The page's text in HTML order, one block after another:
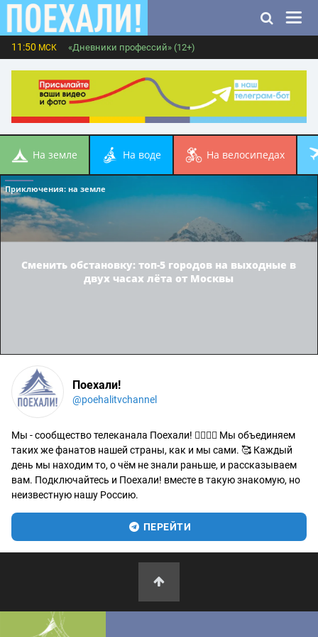
11:50 МСК «Дневники профессий» (12+)
на земле на воде на велосипедах
Приключения: на земле
Сменить обстановку: топ-5 городов на выходные в
двух часах лёта от Москвы
Поехали!
@poehalitvchannel
Мы - сообщество телеканала Поехали! 🙋‍♂️🙋‍♀️ Мы объединяем
таких же фанатов нашей страны, как и мы сами. 🥰 Каждый
день мы находим то, о чём не знали раньше, и рассказываем
вам. Подключайтесь и Поехали! вместе в такую знакомую, но
неизвестную нашу Россию.
ПЕРЕЙТИ